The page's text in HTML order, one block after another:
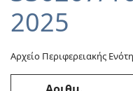
2025
Αρχείο Περιφερειακής